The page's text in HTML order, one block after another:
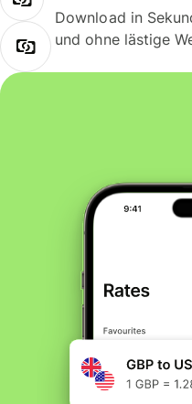
Download in
und ohne lästige